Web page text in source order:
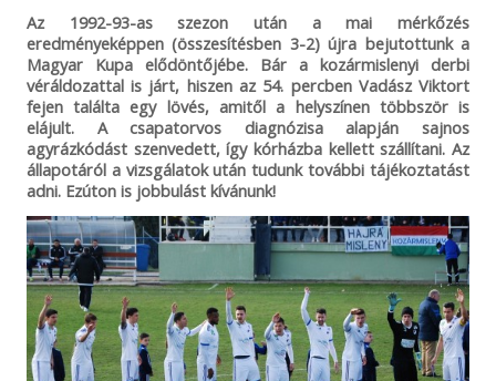
Az 1992-93-as szezon után a mai mérkőzés
eredményeképpen (összesítésben 3-2) újra bejutottunk a
Magyar Kupa elődöntőjébe. Bár a kozármislenyi derbi
véráldozattal is járt, hiszen az 54. percben Vadász Viktort
fejen találta egy lövés, amitől a helyszínen többször is
elájult. A csapatorvos diagnózisa alapján sajnos
agyrázkódást szenvedett, így kórházba kellett szállítani. Az
állapotáról a vizsgálatok után tudunk további tájékoztatást
adni. Ezúton is jobbulást kívánunk!